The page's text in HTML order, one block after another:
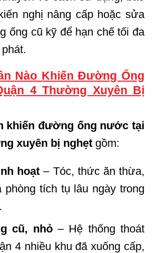
nghị nâng cấp hoặc sửa
ống cũ kỹ để hạn chế tối đa
Nào Khiến Đường Ống
4 Thường Xuyên Bị
khiến đường ống nước tại
xuyên bị nghẹt gồm:
hoạt – Tóc, thức ăn thừa,
phòng tích tụ lâu ngày trong
cũ, nhỏ– Hệ thống thoát
4 nhiều khu đã xuống cấp,